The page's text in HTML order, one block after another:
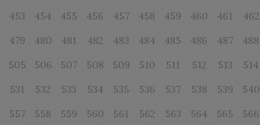
453 454 455 456 457 458 459 460 461 462
479 480 481 482 483 484 485 486 487 488
505 506 507 508 509 510 511 512 513 514
531 532 533 534 535 536 537 538 539 540
557 558 559 560 561 562 563 564 565 566